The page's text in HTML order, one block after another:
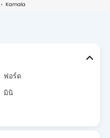
Kamala
ฟอร์ด
มินิ